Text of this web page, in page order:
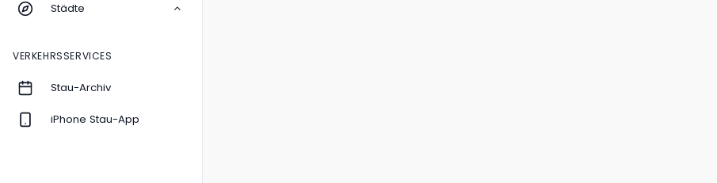
Städte
VERKEHRSSERVICES
Stau-Archiv
iPhone Stau-App